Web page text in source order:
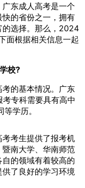
东成人高考是一个
的省份之一，拥有
的选择。那么，2024
面根据相关信息一起
校?
的基本情况。广东
专科需要具有高中
学历。
考生提供了报考机
南大学、华南师范
的领域有着较高的
了良好的学习环境